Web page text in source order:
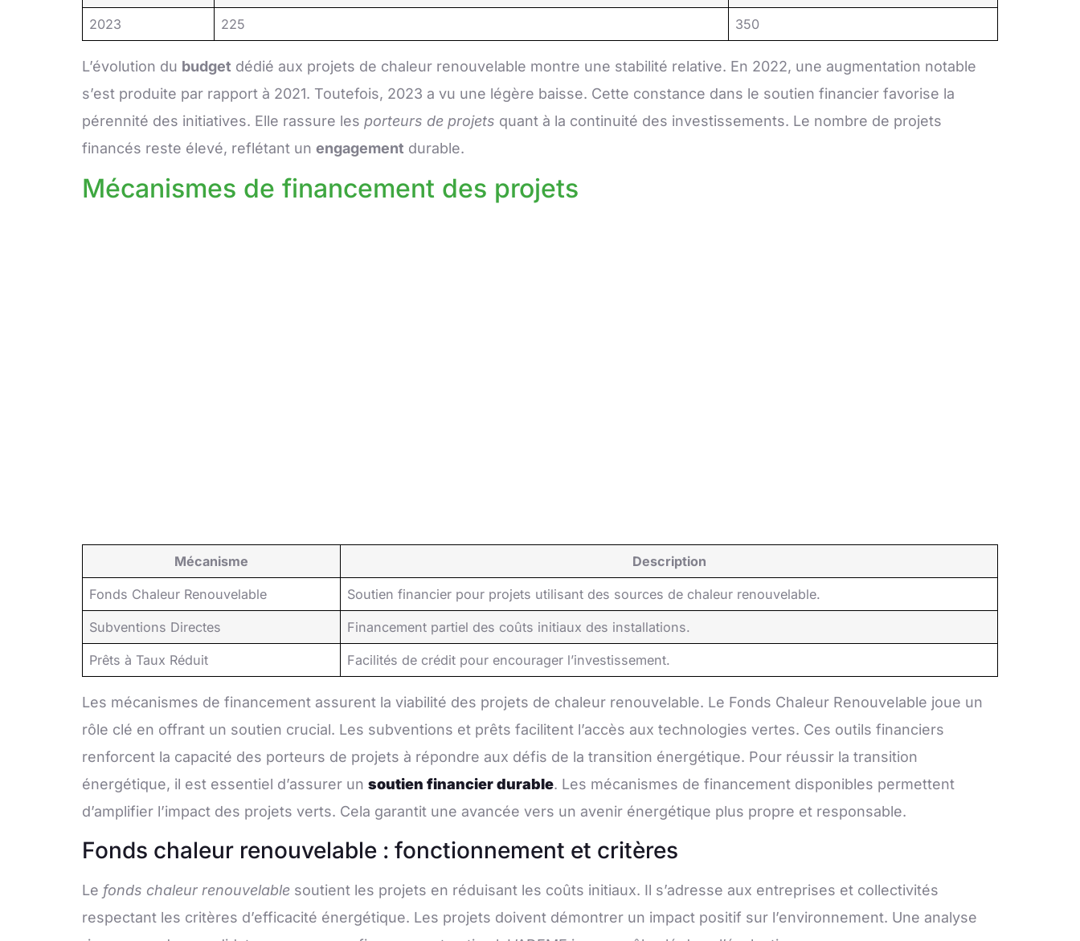
2023 225 350
L’évolution du budget dédié aux projets de chaleur renouvelable montre une stabilité relative. En 2022, une augmentation notable
s’est produite par rapport à 2021. Toutefois, 2023 a vu une légère baisse. Cette constance dans le soutien financier favorise la
pérennité des initiatives. Elle rassure les porteurs de projets quant à la continuité des investissements. Le nombre de projets
financés reste élevé, reflétant un engagement durable.
Mécanismes de financement des projets
Mécanisme Description
Fonds Chaleur Renouvelable Soutien financier pour projets utilisant des sources de chaleur renouvelable.
Subventions Directes Financement partiel des coûts initiaux des installations.
Prêts à Taux Réduit Facilités de crédit pour encourager l’investissement.
Les mécanismes de financement assurent la viabilité des projets de chaleur renouvelable. Le Fonds Chaleur Renouvelable joue un
rôle clé en offrant un soutien crucial. Les subventions et prêts facilitent l’accès aux technologies vertes. Ces outils financiers
renforcent la capacité des porteurs de projets à répondre aux défis de la transition énergétique. Pour réussir la transition
énergétique, il est essentiel d’assurer un soutien financier durable. Les mécanismes de financement disponibles permettent
d’amplifier l’impact des projets verts. Cela garantit une avancée vers un avenir énergétique plus propre et responsable.
Fonds chaleur renouvelable : fonctionnement et critères
Le fonds chaleur renouvelable soutient les projets en réduisant les coûts initiaux. Il s’adresse aux entreprises et collectivités
respectant les critères d’efficacité énergétique. Les projets doivent démontrer un impact positif sur l’environnement. Une analyse